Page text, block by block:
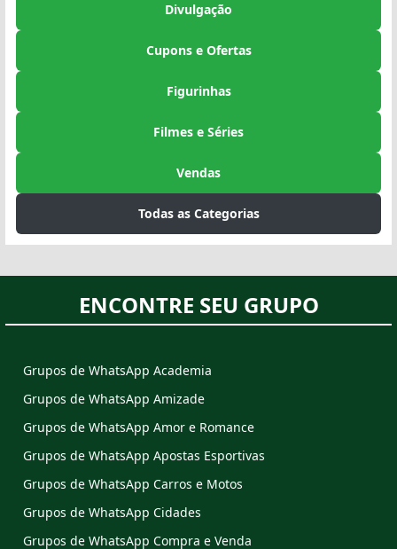
Divulgação
Cupons e Ofertas
Figurinhas
Filmes e Séries
Vendas
Todas as Categorias
ENCONTRE SEU GRUPO
Grupos de WhatsApp Academia
Grupos de WhatsApp Amizade
Grupos de WhatsApp Amor e Romance
Grupos de WhatsApp Apostas Esportivas
Grupos de WhatsApp Carros e Motos
Grupos de WhatsApp Cidades
Grupos de WhatsApp Compra e Venda